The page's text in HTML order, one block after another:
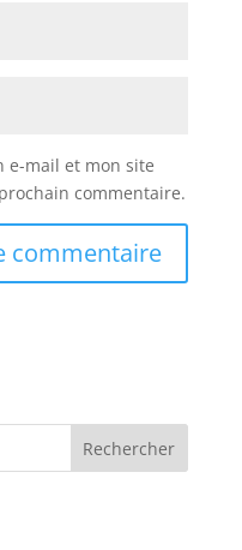
e-mail et mon site
commentaire.
Rechercher